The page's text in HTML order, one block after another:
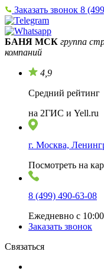
Заказать звонок 8
БАНЯ МСК группа
компаний
4,9
Средний рейтинг
на 2ГИС и Yell.ru
г. Москва,
Посмотреть на
8 (499) 490-63-08
Ежедневно с
Заказать звонок
Связаться